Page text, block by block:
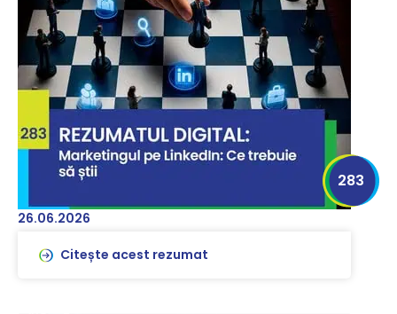
26.06.2026
283
Citește acest rezumat